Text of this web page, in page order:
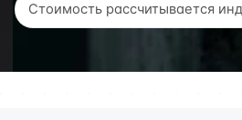
Стоимость рассчитывается